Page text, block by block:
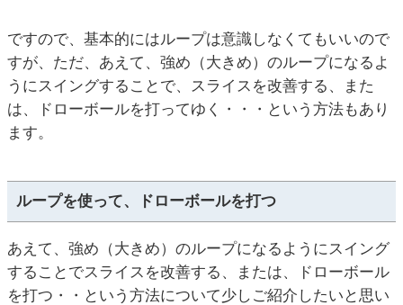
ですので、基本的にはループは意識しなくてもいいので
すが、ただ、あえて、強め（大きめ）のループになるよ
うにスイングすることで、スライスを改善する、また
は、ドローボールを打ってゆく・・・という方法もあり
ます。
ループを使って、ドローボールを打つ
あえて、強め（大きめ）のループになるようにスイング
することでスライスを改善する、または、ドローボール
を打つ・・という方法について少しご紹介したいと思い